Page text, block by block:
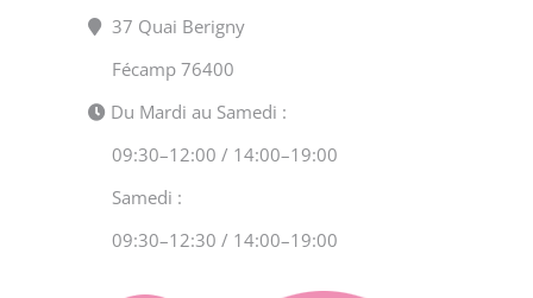
37 Quai Berigny
Fécamp 76400
Du Mardi au Samedi :
09:30–12:00 / 14:00–19:00
Samedi :
09:30–12:30 / 14:00–19:00